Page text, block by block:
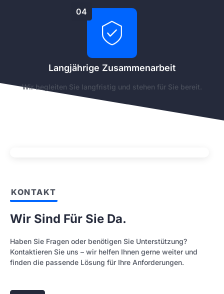
04
Langjährige Zusammenarbeit
Wir begleiten Sie langfristig und stehen für Sie bereit.
KONTAKT
Wir Sind Für Sie Da.
Haben Sie Fragen oder benötigen Sie Unterstützung?
Kontaktieren Sie uns – wir helfen Ihnen gerne weiter und
finden die passende Lösung für Ihre Anforderungen.